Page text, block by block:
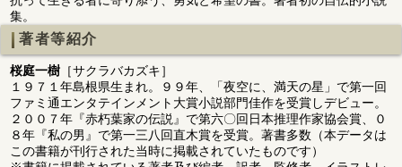
集。
著者等紹介
桜庭一樹 ［サクラバカズキ］
１９７１年島根県生まれ。９９年、「夜空に、満天の星」で第一回
ファミ通エンタテインメント大賞小説部門佳作を受賞しデビュー。
２００７年『赤朽葉家の伝説』で第六〇回日本推理作家協会賞、０
８年『私の男』で第一三八回直木賞を受賞。著書多数（本データは
この書籍が刊行された当時に掲載されていたものです）